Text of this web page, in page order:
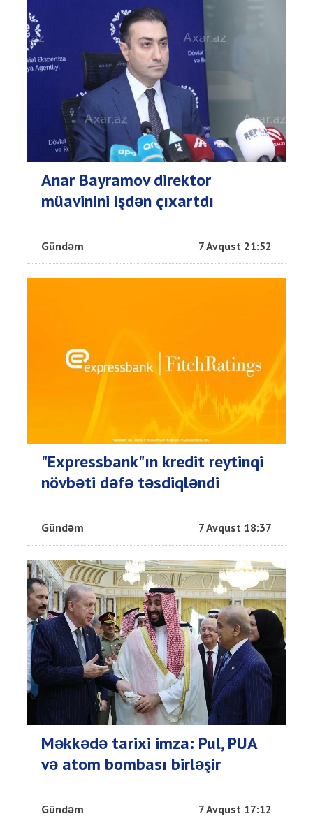
Anar Bayramov direktor
müavinini işdən çıxartdı
Gündəm 7 Avqust 21:52
"Expressbank"ın kredit reytinqi
növbəti dəfə təsdiqləndi
Gündəm 7 Avqust 18:37
Məkkədə tarixi imza: Pul, PUA
və atom bombası birləşir
Gündəm 7 Avqust 17:12